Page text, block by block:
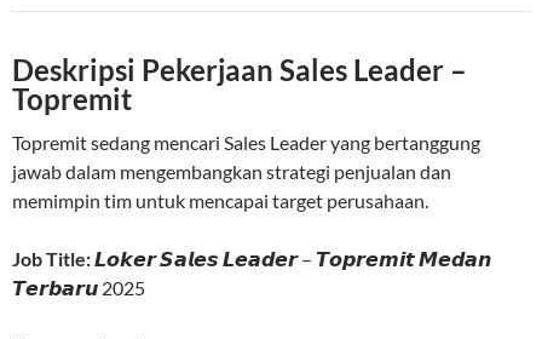
Deskripsi Pekerjaan Sales Leader –
Topremit
Topremit sedang mencari Sales Leader yang bertanggung
jawab dalam mengembangkan strategi penjualan dan
memimpin tim untuk mencapai target perusahaan.
Job Title:𝙇𝙤𝙠𝙚𝙧 𝙎𝙖𝙡𝙚𝙨 𝙇𝙚𝙖𝙙𝙚𝙧 – 𝙏𝙤𝙥𝙧𝙚𝙢𝙞𝙩 𝙈𝙚𝙙𝙖𝙣
𝙏𝙚𝙧𝙗𝙖𝙧𝙪 2025